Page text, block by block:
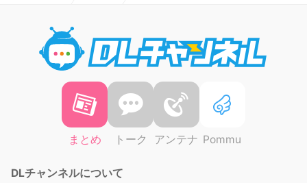
まとめ トーク アンテナ Pommu
DLチャンネルについて